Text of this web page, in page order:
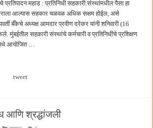
महाड : प्रतिनिधी सहकारी संस्थांमधील पैसा हा
आल्यास सहकार चळवळ अधिक सक्षम होईल, असे
बँकेचे अध्यक्ष आमदार प्रवीण दरेकर यांनी शनिवारी (16
मुंबईतील सहकारी संस्थांचे कर्मचारी व प्रतिनिधींचे प्रशिक्षण
येथे आयोजित …
tweet
आणि श्रद्धांजली